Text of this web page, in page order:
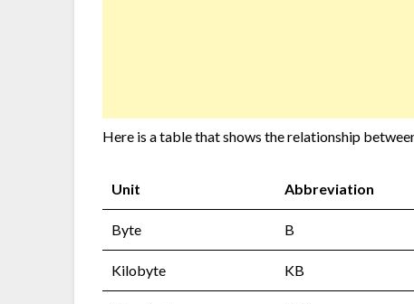
Here is a table that shows the relationship
Unit Abbreviation
Byte B
Kilobyte KB